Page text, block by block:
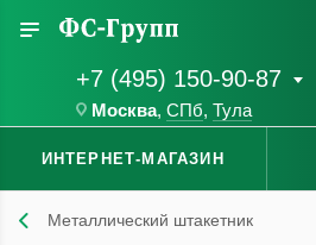
+7 (495) 150-90-87
Москва, СПб, Тула
ИНТЕРНЕТ-МАГАЗИН
Металлический штакетник